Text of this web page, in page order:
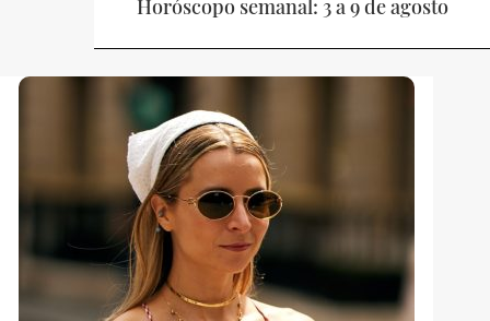
Horóscopo semanal: 3 a 9 de agosto